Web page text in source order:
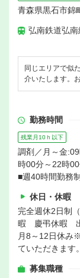
青森県黒石市錦
弘南鉄道弘
同じエリアで似
介いたします。
勤務時間
残業月10ｈ以下
調剤／月～金
時00分～22時
■週40時間勤務
休日・休暇
完全週休2日
暇 慶弔休暇
月8～12日休み
ていただきます。
募集職種